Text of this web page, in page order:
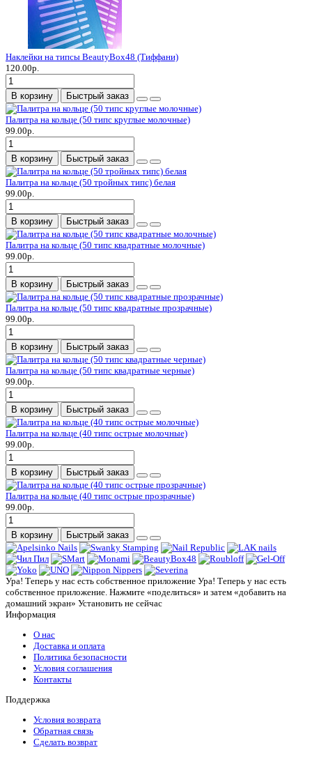
Наклейки на типсы BeautyBox48 (Тиффани)
120.00р.
В корзину Быстрый заказ
Палитра на кольце (50 типс круглые молочные)
99.00р.
В корзину Быстрый заказ
Палитра на кольце (50 тройных типс) белая
99.00р.
В корзину Быстрый заказ
Палитра на кольце (50 типс квадратные молочные)
99.00р.
В корзину Быстрый заказ
Палитра на кольце (50 типс квадратные прозрачные)
99.00р.
В корзину Быстрый заказ
Палитра на кольце (50 типс квадратные черные)
99.00р.
В корзину Быстрый заказ
Палитра на кольце (40 типс острые молочные)
99.00р.
В корзину Быстрый заказ
Палитра на кольце (40 типс острые прозрачные)
99.00р.
В корзину Быстрый заказ
Ура! Теперь у нас есть собственное приложение Ура! Теперь у нас есть
собственное приложение. Нажмите «поделиться» и затем «добавить на
домашний экран» Установить не сейчас
Информация
О нас
Доставка и оплата
Политика безопасности
Условия соглашения
Контакты
Поддержка
Условия возврата
Обратная связь
Сделать возврат